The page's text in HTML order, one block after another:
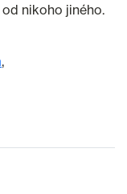
nikoho jiného.